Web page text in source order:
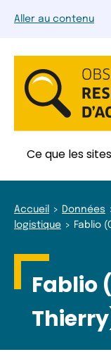
Aller au contenu
Ce que les
Accueil Données
logistique
Fablio
Fablio